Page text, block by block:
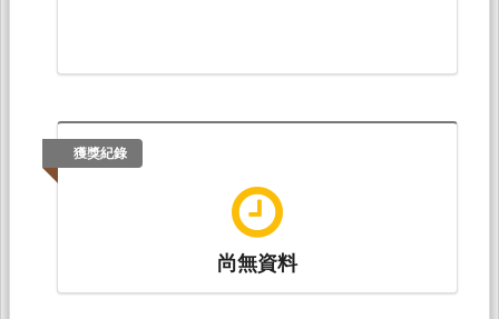
獲獎紀錄
尚無資料